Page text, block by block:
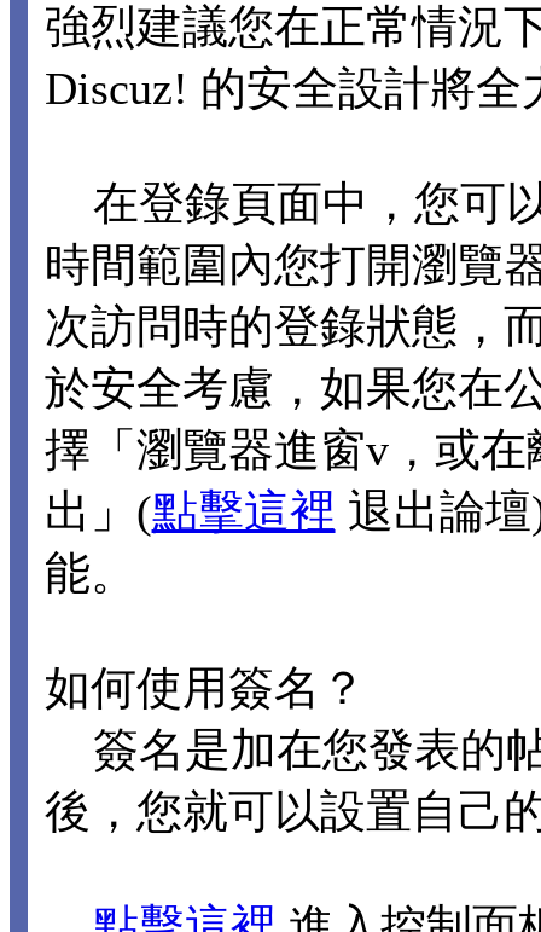
強烈建議您在正常情況
Discuz! 的安全設計將
在登錄頁面中，您可
時間範圍內您打開瀏覽
次訪問時的登錄狀態，
於安全考慮，如果您在
擇「瀏覽器進窗v，或
出」(點擊這裡 退出論
能。
如何使用簽名？
簽名是加在您發表的
後，您就可以設置自己